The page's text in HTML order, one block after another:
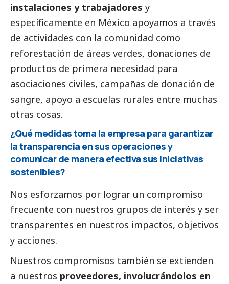
instalaciones y trabajadores y
específicamente en México apoyamos a través
de actividades con la comunidad como
reforestación de áreas verdes, donaciones de
productos de primera necesidad para
asociaciones civiles, campañas de donación de
sangre, apoyo a escuelas rurales entre muchas
otras cosas.
¿Qué medidas toma la empresa para garantizar
la transparencia en sus operaciones y
comunicar de manera efectiva sus iniciativas
sostenibles?
Nos esforzamos por lograr un compromiso
frecuente con nuestros grupos de interés y ser
transparentes en nuestros impactos, objetivos
y acciones.
Nuestros compromisos también se extienden
a nuestros proveedores, involucrándolos en